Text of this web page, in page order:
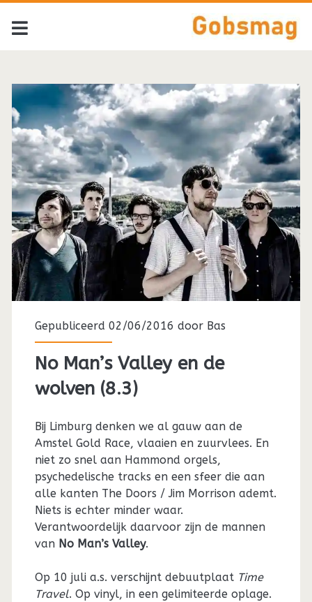
Gepubliceerd 02/06/2016 door Bas
No Man’s Valley en de
wolven (8.3)
Bij Limburg denken we al gauw aan de
Amstel Gold Race, vlaaien en zuurvlees. En
niet zo snel aan Hammond orgels,
psychedelische tracks en een sfeer die aan
alle kanten The Doors / Jim Morrison ademt.
Niets is echter minder waar.
Verantwoordelijk daarvoor zijn de mannen
van No Man’s Valley.
Op 10 juli a.s. verschijnt debuutplaat Time
Travel. Op vinyl, in een gelimiteerde oplage.